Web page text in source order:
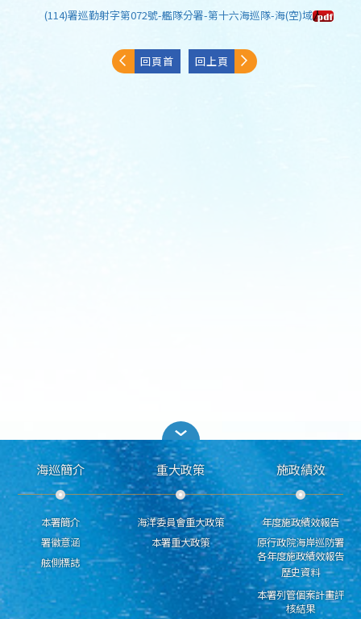
(114)署巡勤射字第072號-艦隊分署-第十六海巡隊-海(空)域
回頁首 回上頁
海巡簡介
本署簡介
署徽意涵
舷側標誌
重大政策
海洋委員會重大政策
本署重大政策
施政績效
年度施政績效報告
原行政院海岸巡防署
各年度施政績效報告
歷史資料
本署列管個案計畫評
核結果